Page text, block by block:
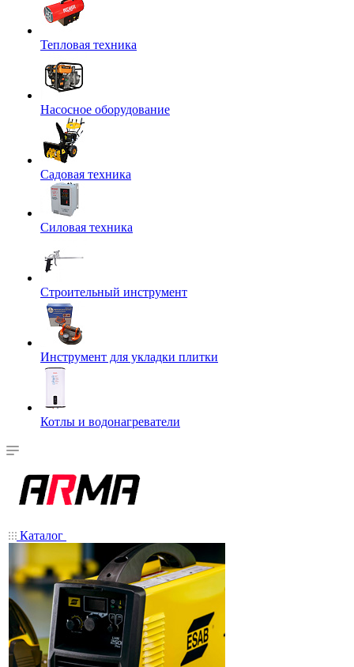
Тепловая техника
Насосное оборудование
Садовая техника
Силовая техника
Строительный инструмент
Инструмент для укладки плитки
Котлы и водонагреватели
Каталог